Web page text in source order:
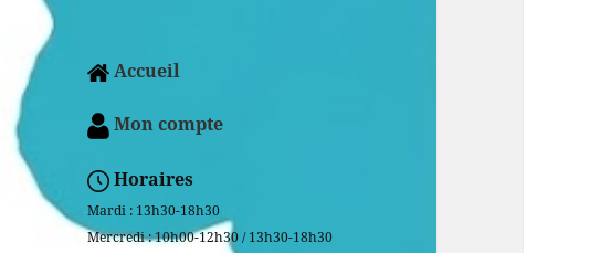
Accueil
Mon compte
Horaires
Mardi : 13h30-18h30
Mercredi : 10h00-12h30 / 13h30-18h30